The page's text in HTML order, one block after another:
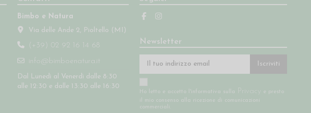
Bimbo e Natura
Via delle Ande 2, Pioltello (MI)
(+39) 02 92 16 14 68
info@bimboenatura.it
Dal Lunedì al Venerdì dalle 8:30
alle 12:30 e dalle 13:30 alle 16:30
Newsletter
Iscriviti
Ho letto e accetto l'informativa sulla Privacy
e presto
il mio consenso alla ricezione di comunicazioni
commerciali.